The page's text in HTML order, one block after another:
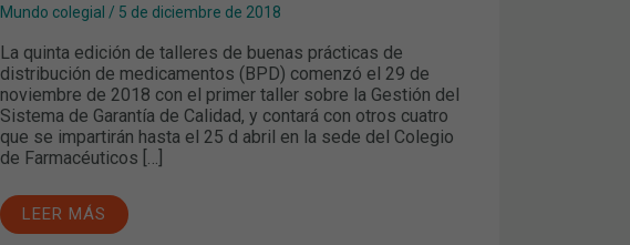
Mundo colegial / 5 de diciembre de 2018
La quinta edición de talleres de buenas prácticas de
distribución de medicamentos (BPD) comenzó el 29 de
noviembre de 2018 con el primer taller sobre la Gestión del
Sistema de Garantía de Calidad, y contará con otros cuatro
que se impartirán hasta el 25 d abril en la sede del Colegio
de Farmacéuticos […]
LEER MÁS